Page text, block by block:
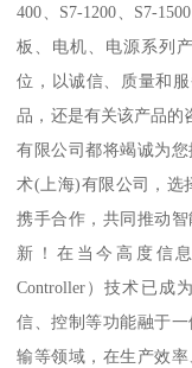
400、S7-1200、S7-
板、电机、电源系列
位，以诚信、质量和
品，还是有关该产品的
有限公司都将竭诚为
术(上海)有限公司，选
携手合作，共同推动
新！在当今高度信息
Controller）技术已成
信、控制等功能融于
输等领域，在生产效